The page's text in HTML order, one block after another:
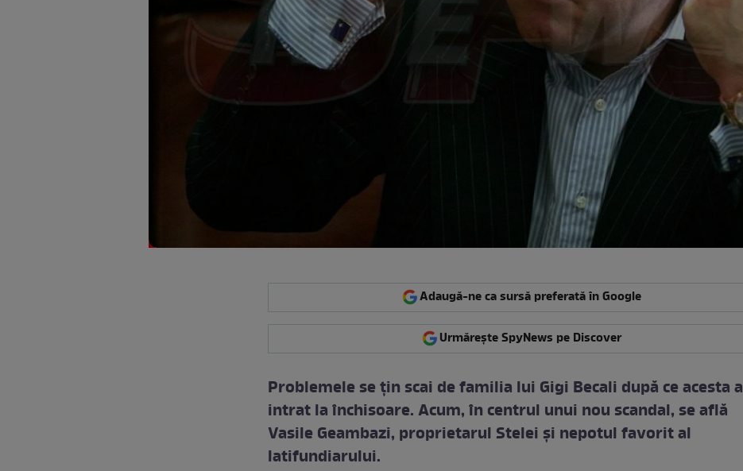
Adaugă-ne ca sursă preferată în Google
Urmărește SpyNews pe Discover
Problemele se ţin scai de familia lui Gigi Becali după ce acesta a
intrat la închisoare. Acum, în centrul unui nou scandal, se află
Vasile Geambazi, proprietarul Stelei şi nepotul favorit al
latifundiarului.